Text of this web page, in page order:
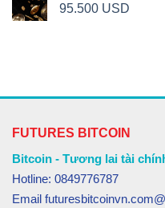
95.500 USD
FUTURES BITCOIN
Bitcoin - Tương lai tài
Hotline: 0849776787
Email